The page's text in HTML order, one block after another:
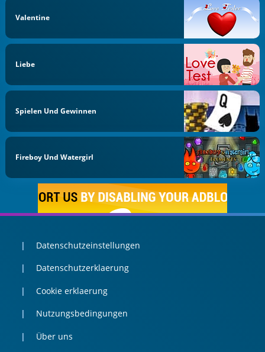
Valentine
Liebe
Spielen Und Gewinnen
Fireboy Und Watergirl
Datenschutzeinstellungen
Datenschutzerklaerung
Cookie erklaerung
Nutzungsbedingungen
Über uns